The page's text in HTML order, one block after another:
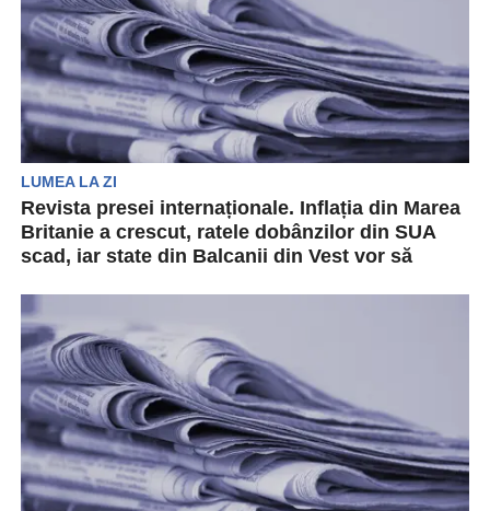
LUMEA LA ZI
Revista presei internaționale. Inflația din Marea
Britanie a crescut, ratele dobânzilor din SUA
scad, iar state din Balcanii din Vest vor să
Revista presei internaționale aduce în atenția
tuturor oamenilor ultimele eveniment de pe
mapamond. De la reducerea...